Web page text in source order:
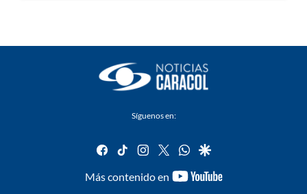
Síguenos en:
facebook
tiktok instagram
twitterwhatsapp
google
Más contenido en
youtube-